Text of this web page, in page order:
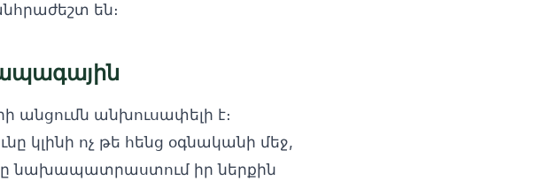
են։
անցումն անխուսափելի է։
կլինի ոչ թե հենց օգնականի մեջ,
նախապատրաստում իր ներքին